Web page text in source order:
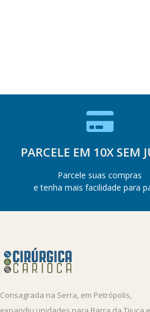
PARCELE EM 10X SEM
Parcele suas compras
e tenha mais facilidade para
Consagrada na Serra, em Petrópolis,